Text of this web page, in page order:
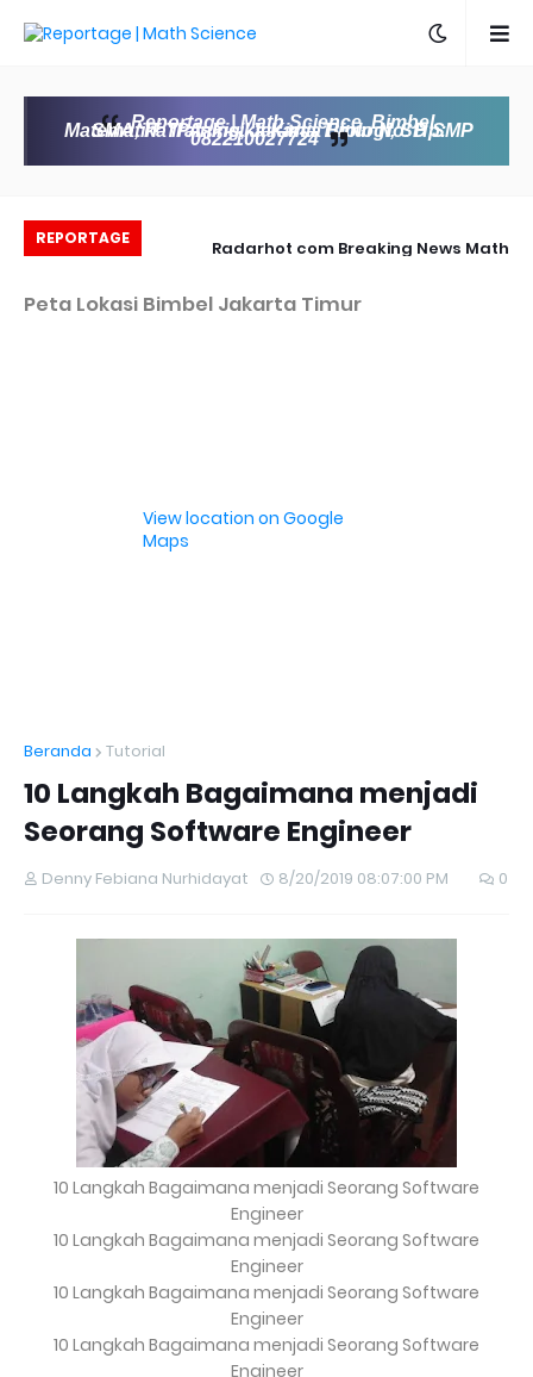
Reportage | Math Science, Bimbel
Matematika IPA, Fisika Kimia Biologi, SD SMP SMA, IT Training, Jakarta Timur No. Hp:
082210027724
REPORTAGE
Radarhot com Breaking News Math
dan Akhlak
Peta Lokasi Bimbel Jakarta Timur
View location on Google
Maps
Beranda Tutorial
10 Langkah Bagaimana menjadi
Seorang Software Engineer
Denny Febiana Nurhidayat 8/20/2019 08:07:00 PM 0
10 Langkah Bagaimana menjadi Seorang Software
Engineer
10 Langkah Bagaimana menjadi Seorang Software
Engineer
10 Langkah Bagaimana menjadi Seorang Software
Engineer
10 Langkah Bagaimana menjadi Seorang Software
Engineer